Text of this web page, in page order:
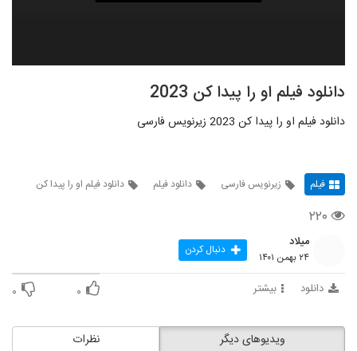
دانلود فیلم او را پیدا کن 2023
دانلود فیلم او را پیدا کن 2023 زیرنویس فارسی
فیلم زیرنویس فارسی دانلود فیلم دانلود فیلم او را پیدا کن
۲۲۰
میلاد
۲۴ بهمن ۱۴۰۱ دنبال کردن
دانلود بیشتر ۰ ۰
نظرات ویدیوهای دیگر